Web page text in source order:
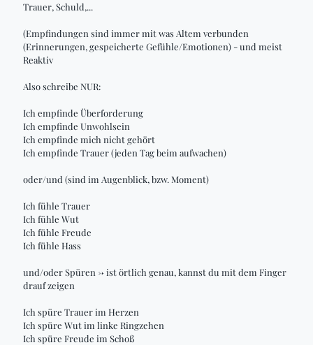
Trauer, Schuld,...
(Empfindungen sind immer mit was Altem verbunden
(Erinnerungen, gespeicherte Gefühle/Emotionen) - und meist
Reaktiv
Also schreibe NUR:
Ich empfinde Überforderung
Ich empfinde Unwohlsein
Ich empfinde mich nicht gehört
Ich empfinde Trauer (jeden Tag beim aufwachen)
oder/und (sind im Augenblick, bzw. Moment)
Ich fühle Trauer
Ich fühle Wut
Ich fühle Freude
Ich fühle Hass
und/oder Spüren -> ist örtlich genau, kannst du mit dem Finger
drauf zeigen
Ich spüre Trauer im Herzen
Ich spüre Wut im linke Ringzehen
Ich spüre Freude im Schoß